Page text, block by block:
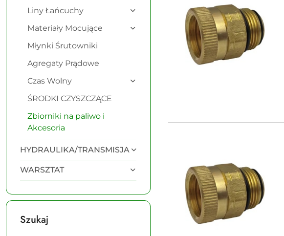
Liny Łańcuchy
Materiały Mocujące
Młynki Śrutowniki
Agregaty Prądowe
Czas Wolny
ŚRODKI CZYSZCZĄCE
Zbiorniki na paliwo i
Akcesoria
HYDRAULIKA/TRANSMISJA
WARSZTAT
Szukaj